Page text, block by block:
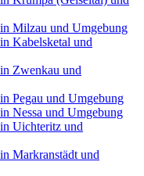
Milzau und Umgebung
Kabelsketal und
Zwenkau und
Pegau und Umgebung
Nessa und Umgebung
Uichteritz und
Markranstädt und